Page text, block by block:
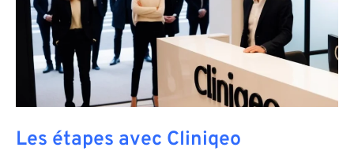
Les étapes avec Cliniqeo